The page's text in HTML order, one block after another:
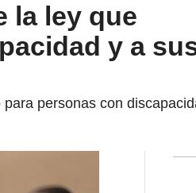
la ley que
y a
personas con